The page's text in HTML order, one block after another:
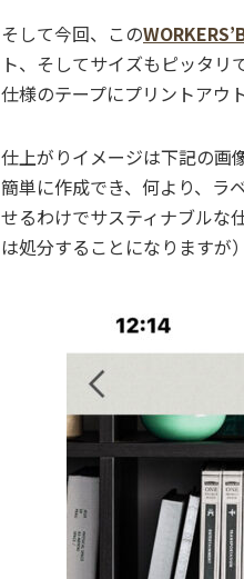
そして今回、この
ト、そしてサイズもピッタリ
仕様のテープにプリントアウ
仕上がりイメージは下記の画
簡単に作成でき、何より、ラ
せるわけでサスティナブルな
は処分することになりますが）